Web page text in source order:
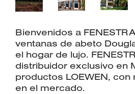
Bienvenidos a
ventanas de abeto
el hogar de lujo.
distribuidor exclusivo en
productos LOEWEN, con
en el mercado.